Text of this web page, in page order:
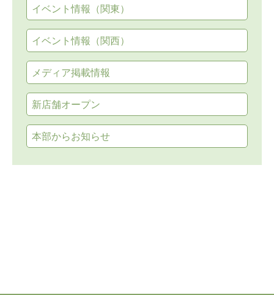
イベント情報（関東）
イベント情報（関西）
メディア掲載情報
新店舗オープン
本部からお知らせ